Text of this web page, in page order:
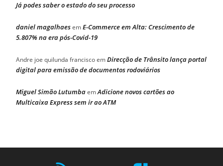
Já podes saber o estado do seu processo
daniel magalhaesemE-Commerce em Alta: Crescimento de
5.807% na era pós-Covid-19
Andre joe quilunda franciscoemDirecção de Trânsito lança portal
digital para emissão de documentos rodoviários
Miguel Simão LutumbaemAdicione novos cartões ao
Multicaixa Express sem ir ao ATM